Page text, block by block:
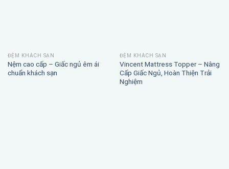
ĐỆM KHÁCH SẠN
Nệm cao cấp – Giấc ngủ êm ái
chuẩn khách sạn
ĐỆM KHÁCH SẠN
Vincent Mattress Topper – Nâng
Cấp Giấc Ngủ, Hoàn Thiện Trải
Nghiệm